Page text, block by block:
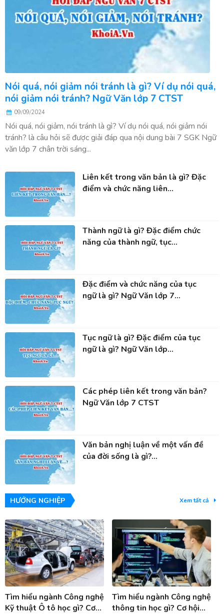
Nói quá, nói giảm nói tránh là gì? Ví dụ nói quá,
nói giảm nói tránh? Ngữ Văn lớp 7 CTST
09/09/2024
Nói quá, nói giảm, nói tránh là gì? Ví dụ nói quá, nói giảm nói
tránh? là câu hỏi sẽ được giải đáp qua nội dung bài 7 SGK Ngữ
văn lớp 7 chân trời sáng...
Liên kết trong văn bản là gì? Đặc
điểm và chức năng liên...
Thành ngữ là gì? Đặc điểm chức
năng của thành ngữ, tục...
Đặc điểm và chức năng của tục
ngữ là gì? Ngữ Văn lớp 7...
Tục ngữ là gì? Đặc điểm của tục
ngữ là gì? Ngữ Văn lớp...
Các phép liên kết trong văn bản?
Ngữ Văn lớp 7 CTST
Văn bản nghị luận về một vấn đề
của đời sống là gì?...
HƯỚNG NGHIỆP Xem tất cả
Tìm hiểu ngành Công nghệ
Kỹ thuật Ô tô học gì? Cơ
Tìm hiểu ngành Công nghệ
thông tin học gì? Cơ hội